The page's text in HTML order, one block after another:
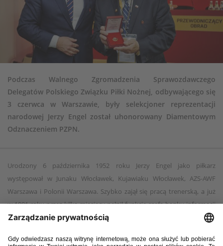
Podczas Walnego Zgromadzenia Sprawozdawczego
Delegatów Polskiego Związku Piłki Nożnej, odbywającego się
3 czerwca w Warszawie, były selekcjoner reprezentacji
narodowej Jerzy Engel został uhonorowany Diamentowym
Odznaczeniem PZPN.
Urodzony 6 października 1952 roku Jerzy Engel jako piłkarz
występował w Junaku Włocławek, Kujawiaku Włocławek, AZS-AWF
Warszawa i Polonii Warszawa. Szybko zajął się pracą trenerską, a już
w 1981 roku przez kilka miesięcy pełnił funkcję szefa banku informacji
reprezentacji Polski. Na szersze wody wypłynął jako szkoleniowiec
Cyprze, by powrócić do Polski w 1998 roku i przejąć Polonię Warszawa.